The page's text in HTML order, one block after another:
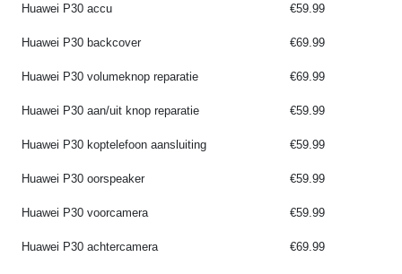
Huawei P30 accu €59.99
Huawei P30 backcover €69.99
Huawei P30 volumeknop reparatie €69.99
Huawei P30 aan/uit knop reparatie €59.99
Huawei P30 koptelefoon aansluiting €59.99
Huawei P30 oorspeaker €59.99
Huawei P30 voorcamera €59.99
Huawei P30 achtercamera €69.99